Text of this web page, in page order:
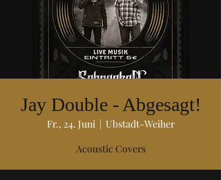
Jay Double - Abgesagt!
Fr., 24. Juni
  |
Ubstadt-Weiher
Acoustic Covers